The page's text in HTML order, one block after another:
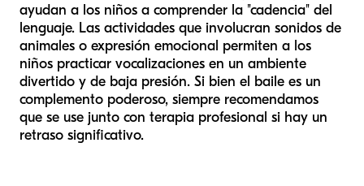
ayudan a los niños a comprender la "cadencia" del
lenguaje. Las actividades que involucran sonidos de
animales o expresión emocional permiten a los
niños practicar vocalizaciones en un ambiente
divertido y de baja presión. Si bien el baile es un
complemento poderoso, siempre recomendamos
que se use junto con terapia profesional si hay un
retraso significativo.